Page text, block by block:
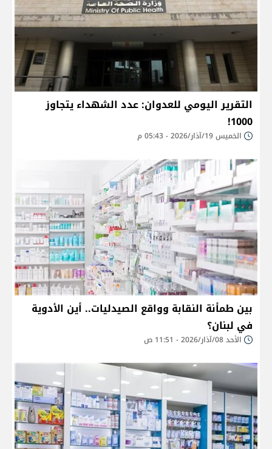
التقرير اليومي للعدوان: عدد الشهداء يتجاوز
1000!
الخميس 19/آذار/2026 - 05:43 م
بين طمأنة النقابة وواقع الصيدليات.. أين الأدوية
في لبنان؟
الأحد 08/آذار/2026 - 11:51 ص